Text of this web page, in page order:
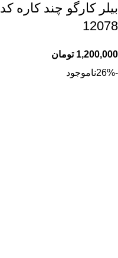
بیلر کارگو چند کاره کد
12078
1,200,000 تومان
-26% ناموجود